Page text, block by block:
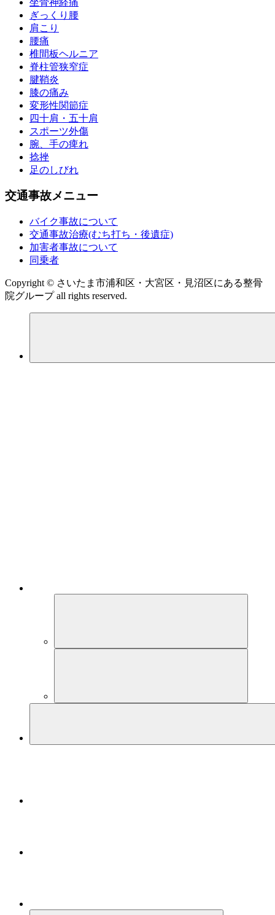
ぎっくり腰
肩こり
腰痛
椎間板ヘルニア
脊柱管狭窄症
腱鞘炎
膝の痛み
変形性関節症
四十肩・五十肩
スポーツ外傷
腕、手の痺れ
捻挫
足のしびれ
交通事故メニュー
バイク事故について
交通事故治療(むち打ち・後遺症)
加害者事故について
同乗者
Copyright © さいたま市浦和区・大宮区・見沼区にある整骨
院グループ all rights reserved.